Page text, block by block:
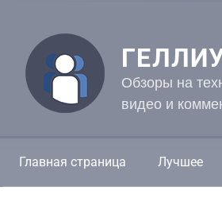
Обзоры на
видео и
Главная страница Лучшее